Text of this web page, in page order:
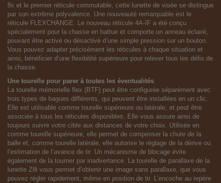
8x et le premier réticule commutable, cette lunette de visée se distingue
par son extrême polyvalence. Une nouveauté remarquable est le
réticule FLEXCHANGE. Le nouveau réticule 4A-IF a été conçu
spécialement pour la chasse en battue et comporte un anneau éclairé,
pouvant être activé ou désactivé d’une simple pression sur un bouton.
Vous pouvez adapter précisément les réticules à chaque situation et
ainsi, bénéficier d’une flexibilité supérieure pour relever tous les défis de
la chasse.
Une tourelle pour parer à toutes les éventualités
La tourelle mémorielle flex (BTF) peut être configurée séparément avec
trois types de bagues différents, qui peuvent être installées en un clic.
Elle est utilisable comme tourelle supérieure ou latérale, et peut être
associée à tous les réticules disponibles. Elle vous assure ainsi de
toujours suivre votre cible aux distances de votre choix. Utilisée en
comme tourelle supérieure, elle permet de compenser la chute de la
balle et, comme tourelle latérale, elle autorise le réglage de la dérive ou
l’estimation de l’avance de tir. Un mécanisme de blocage évite
également de la tourner par inadvertance. La tourelle de parallaxe de la
lunette Z8i vous permet d’obtenir une image sans parallaxe, que vous
pouvez régler rapidement, même en position de tir. L’encoche au repère